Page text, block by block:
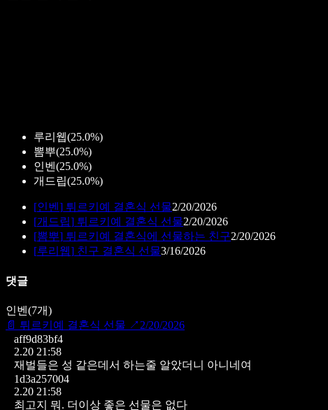
루리웹(25.0%)
뽐뿌(25.0%)
인벤 (25.0%)
개드립(25.0%)
[인벤 ] 튀르키예 결혼식 선물2/20/2026
[개드립] 튀르키예 결혼식 선물2/20/2026
[뽐뿌] 튀르키예 결혼식에 선물하는 친구2/20/2026
[루리웹] 친구 결혼식 선물3/16/2026
댓글
인벤 (7개)
📄 튀르키예 결혼식 선물 ↗ 2/20/2026
aff9d83bf4
2.20 21:58
재벌들은 성 같은데서 하는줄 알았더니 아니네여
1d3a257004
2.20 21:58
최고지 뭐. 더이상 좋은 선물은 없다